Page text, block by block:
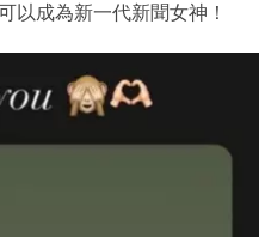
以成為新一代新聞女神！